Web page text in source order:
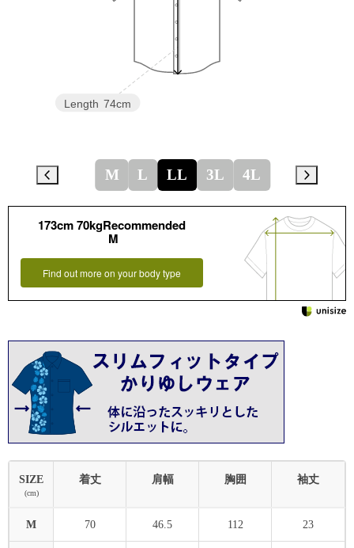
Length 74cm
M L LL 3L 4L
173cm 70kgRecommended
M
Find out more on your body type
SIZE
(cm)
着丈 肩幅 胸囲 袖丈
M 70 46.5 112 23